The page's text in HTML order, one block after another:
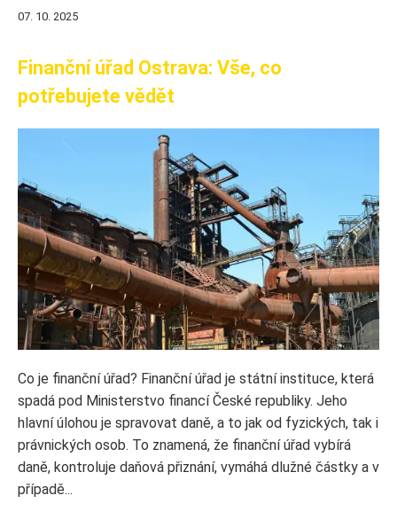
07. 10. 2025
Finanční úřad Ostrava: Vše, co
potřebujete vědět
Co je finanční úřad? Finanční úřad je státní instituce, která
spadá pod Ministerstvo financí České republiky. Jeho
hlavní úlohou je spravovat daně, a to jak od fyzických, tak i
právnických osob. To znamená, že finanční úřad vybírá
daně, kontroluje daňová přiznání, vymáhá dlužné částky a v
případě...